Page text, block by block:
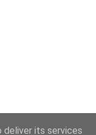
deliver its services